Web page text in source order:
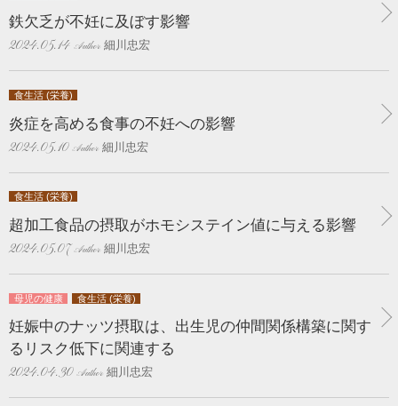
鉄欠乏が不妊に及ぼす影響
2024.05.14 細川忠宏
食生活 (栄養)
炎症を高める食事の不妊への影響
2024.05.10 細川忠宏
食生活 (栄養)
超加工食品の摂取がホモシステイン値に与える影響
2024.05.07 細川忠宏
母児の健康 食生活 (栄養)
妊娠中のナッツ摂取は、出生児の仲間関係構築に関す
るリスク低下に関連する
2024.04.30 細川忠宏